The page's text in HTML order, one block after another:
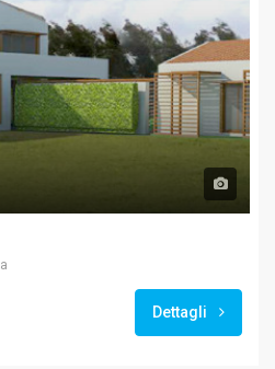
Dettagli